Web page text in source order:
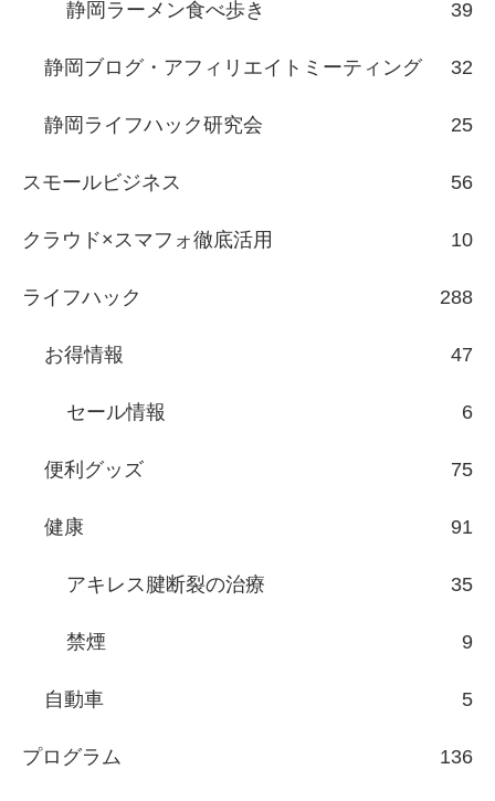
静岡ラーメン食べ歩き 39
静岡ブログ・アフィリエイトミーティング 32
静岡ライフハック研究会 25
スモールビジネス 56
クラウド×スマフォ徹底活用 10
ライフハック 288
お得情報 47
セール情報 6
便利グッズ 75
健康 91
アキレス腱断裂の治療 35
禁煙 9
自動車 5
プログラム 136